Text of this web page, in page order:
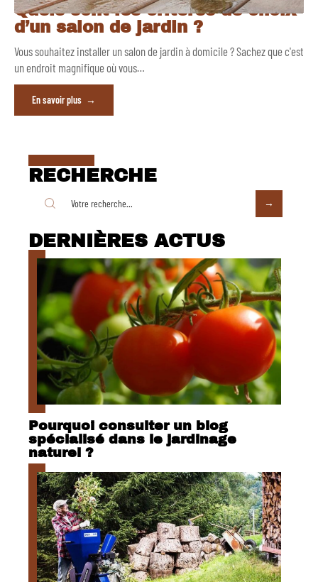
Quels sont les critères de choix
d’un salon de jardin ?
Vous souhaitez installer un salon de jardin à domicile ? Sachez que c'est
un endroit magnifique où vous…
En savoir plus
RECHERCHE
DERNIÈRES ACTUS
Pourquoi consulter un blog
spécialisé dans le jardinage
naturel ?